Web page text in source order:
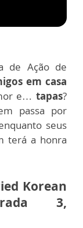
de Ação de
em casa
e… tapas?
passa por
seus
terá a honra
Korean
3,